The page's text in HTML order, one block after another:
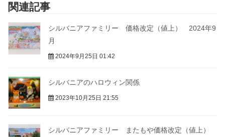
関連記事
シルバニアファミリー 価格改定（値上） 2024年9
月
2024年9月25日 01:42
シルバニアのハロウィン関係
2023年10月25日 21:55
シルバニアファミリー またもや価格改定（値上）